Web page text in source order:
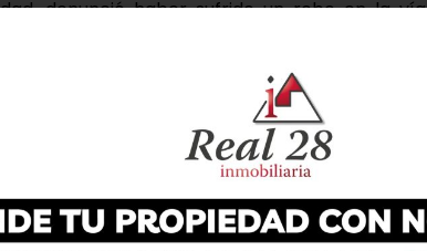
denunció haber sufrido un robo en la vía
cuando estaba, junto a un amigo, en la zona
de Boecillo. Uno de ellos le agarró de los
A la vez, le pedían que les diese todo lo que
teléfono móvil y cinco euros que llevaba en el
a distancia al amigo para que no se
y averiguó que el teléfono sustraído lo
con su nieto de 17 años. Los componentes de